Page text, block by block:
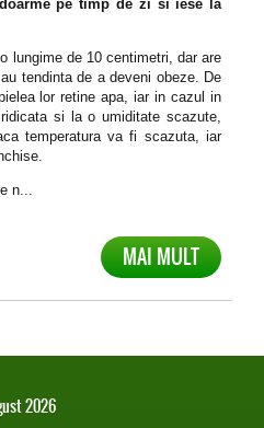
pe timp de zi si iese la
lungime de 10 centimetri, dar are
tendinta de a deveni obeze. De
lor retine apa, iar in cazul in
si la o umiditate scazute,
temperatura va fi scazuta, iar
n...
MAI MULT
2026